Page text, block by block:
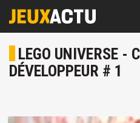
LEGO UNIVERSE -
DÉVELOPPEUR # 1